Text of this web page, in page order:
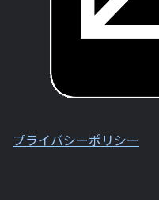
プライバシーポリシー